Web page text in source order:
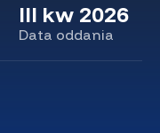
III kw 2026
Data oddania